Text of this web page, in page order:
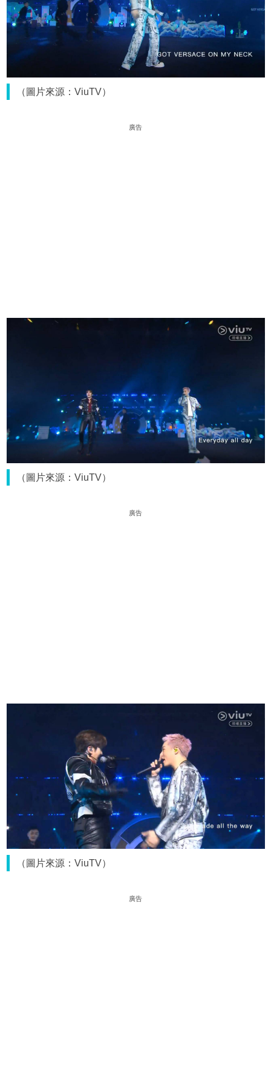
（圖片來源：ViuTV）
廣告
（圖片來源：ViuTV）
廣告
（圖片來源：ViuTV）
廣告